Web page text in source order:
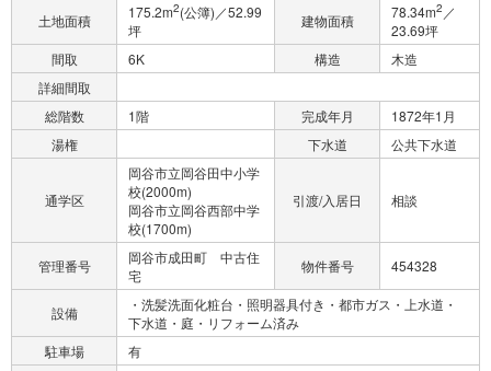
土地面積
175.2m2(公簿)／52.99
坪
建物面積 78.34m2 ／
23.69坪
間取
6K 構造
木造
詳細間取
総階数
1階 完成年月
1872年1月
湯権
下水道 公共下水道
通学区
岡谷市立岡谷田中小学
校(2000m)
岡谷市立岡谷西部中学
校(1700m)
引渡/入居日 相談
管理番号
岡谷市成田町 中古住
宅
物件番号 454328
設備
・洗髪洗面化粧台・照明器具付き・都市ガス・上水道・
下水道・庭・リフォーム済み
駐車場
有